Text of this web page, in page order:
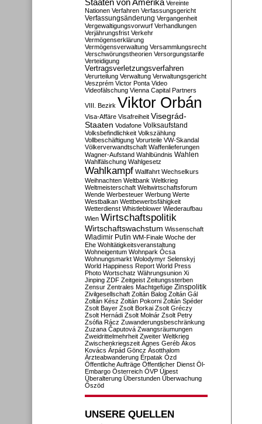
Staaten von Amerika Vereinte
Nationen Verfahren Verfassungsgericht
Verfassungsänderung Vergangenheit
Vergewaltigungsvorwurf Verhandlungen
Verjährungsfrist Verkehr
Vermögenserklärung
Vermögensverwaltung Versammlungsrecht
Verschwörungstheorien Versorgungstarife
Verteidigung
Vertragsverletzungsverfahren
Verurteilung Verwaltung Verwaltungsgericht
Veszprém Victor Ponta Video
Videofälschung Vienna Capital Partners
VIII. Bezirk Viktor Orbán
Visa-Affäre Visafreiheit Visegrád-
Staaten Vodafone Volksaufstand
Volksbefindlichkeit Volkszählung
Vollbeschäftigung Vorurteile VW-Skandal
Völkerverwandtschaft Waffenlieferungen
Wagner-Aufstand Wahlbündnis Wahlen
Wahlfälschung Wahlgesetz
Wahlkampf Wallfahrt Wechselkurs
Weihnachten Weltbank Weltkrieg
Weltmeisterschaft Weltwirtschaftsforum
Wende Werbesteuer Werbung Werte
Westbalkan Wettbewerbsfähigkeit
Wetterdienst Whistleblower Wiederaufbau
Wien Wirtschaftspolitik
Wirtschaftswachstum Wissenschaft
Wladimir Putin WM-Finale Woche der
Ehe Wohltätigkeitsveranstaltung
Wohneigentum Wohnpark Ócsa
Wohnungsmarkt Wolodymyr Selenskyj
World Happiness Report World Press
Photo Wortschatz Währungsunion Xi
Jinping ZDF Zeitgeist Zeitungssterben
Zensur Zentrales Machtgefüge Zinspolitik
Zivilgesellschaft Zoltán Balog Zoltán Gál
Zoltán Kész Zoltán Pokorni Zoltán Spéder
Zsolt Bayer Zsolt Borkai Zsolt Gréczy
Zsolt Hernádi Zsolt Molnár Zsolt Petry
Zsófia Rácz Zuwanderungsbeschränkung
Zuzana Čaputová Zwangsräumungen
Zweidrittelmehrheit Zweiter Weltkrieg
Zwischenkriegszeit Ágnes Geréb Ákos
Kovács Árpád Göncz Ásotthalom
Ärzteabwanderung Érpatak Ózd
Öffentliche Aufträge Öffentlicher Dienst Öl-
Embargo Österreich ÖVP Újpest
Überalterung Überstunden Überwachung
Őszöd
UNSERE QUELLEN